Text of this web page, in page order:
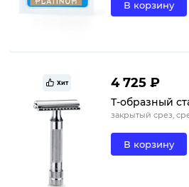
В корзину
Хит 4 725 ₽
Т-образный
закрытый срез,
В корзину